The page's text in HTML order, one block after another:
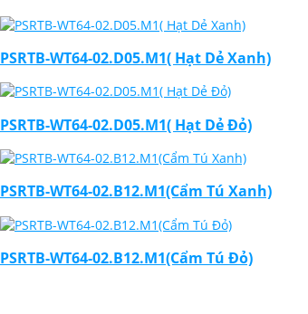
PSRTB-WT64-02.D05.M1( Hạt Dẻ Xanh)
PSRTB-WT64-02.D05.M1( Hạt Dẻ Đỏ)
PSRTB-WT64-02.B12.M1(Cẩm Tú Xanh)
PSRTB-WT64-02.B12.M1(Cẩm Tú Đỏ)